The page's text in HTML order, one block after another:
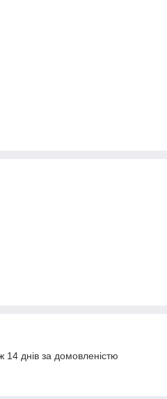
днів за домовленістю